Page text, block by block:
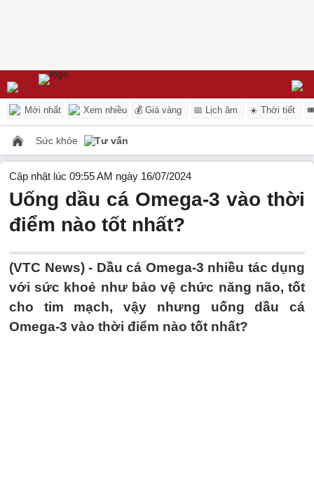
Mới nhất Xem nhiều 💰 Giá vàng 📅 Lịch âm ☀️ Thời tiết
Sức khỏe Tư vấn
Cập nhật lúc 09:55 AM ngày 16/07/2024
Uống dầu cá Omega-3 vào thời
điểm nào tốt nhất?
(VTC News) - Dầu cá Omega-3 nhiều tác dụng
với sức khoẻ như bảo vệ chức năng não, tốt
cho tim mạch, vậy nhưng uống dầu cá
Omega-3 vào thời điểm nào tốt nhất?